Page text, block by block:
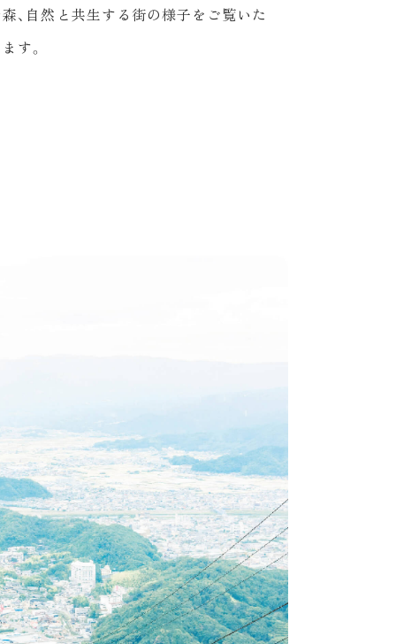
、自然と共生する街の様子をご覧いた
す。